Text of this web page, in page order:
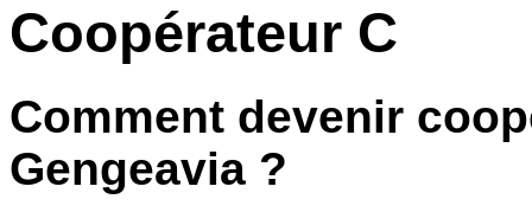
Coopérateur C
Comment devenir
Gengeavia ?